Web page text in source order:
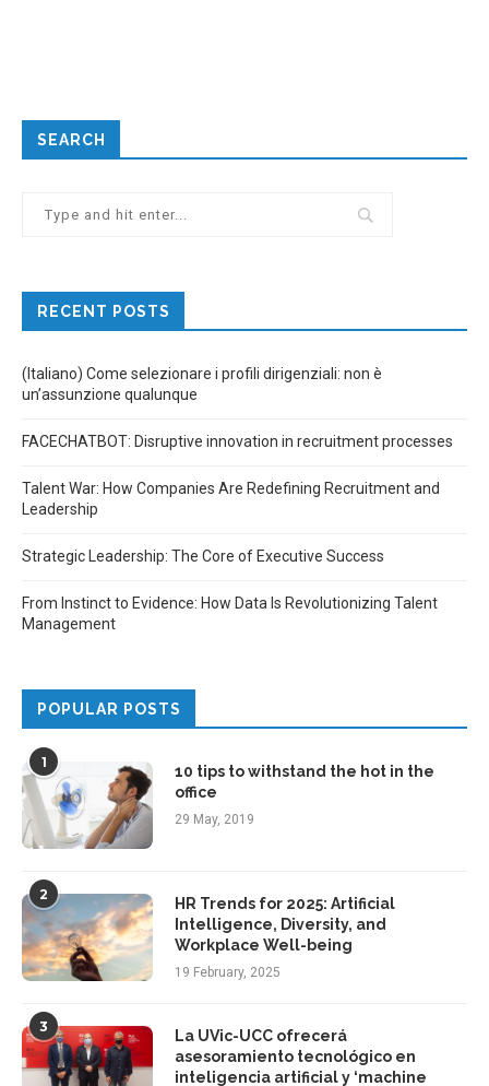
SEARCH
RECENT POSTS
(Italiano) Come selezionare i profili dirigenziali: non è
un’assunzione qualunque
FACECHATBOT: Disruptive innovation in recruitment processes
Talent War: How Companies Are Redefining Recruitment and
Leadership
Strategic Leadership: The Core of Executive Success
From Instinct to Evidence: How Data Is Revolutionizing Talent
Management
POPULAR POSTS
1
10 tips to withstand the hot in the
office
29 May, 2019
2
HR Trends for 2025: Artificial
Intelligence, Diversity, and
Workplace Well-being
19 February, 2025
3
La UVic-UCC ofrecerá
asesoramiento tecnológico en
inteligencia artificial y ‘machine